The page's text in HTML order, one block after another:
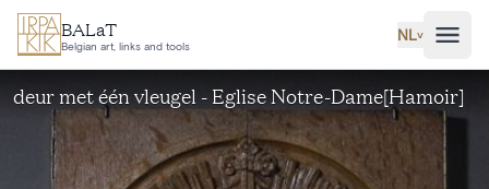
Ga naar hoofdinhoud
BALaT
Belgian art, links and tools
NL˅
deur met één vleugel - Eglise Notre-Dame[Hamoir]